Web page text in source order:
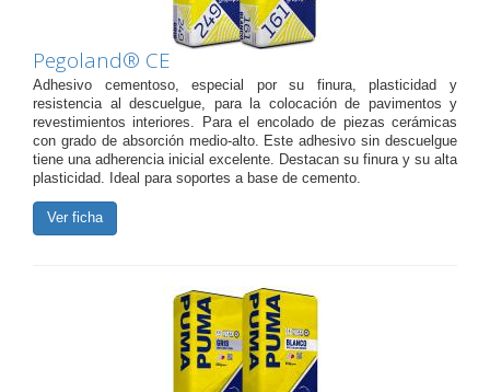
Pegoland® CE
Adhesivo cementoso, especial por su finura, plasticidad y
resistencia al descuelgue, para la colocación de pavimentos y
revestimientos interiores. Para el encolado de piezas cerámicas
con grado de absorción medio-alto. Este adhesivo sin descuelgue
tiene una adherencia inicial excelente. Destacan su finura y su alta
plasticidad. Ideal para soportes a base de cemento.
Ver ficha